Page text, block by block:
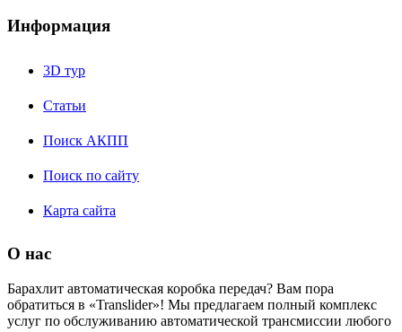
Информация
3D тур
Статьи
Поиск АКПП
Поиск по сайту
Карта сайта
О нас
Барахлит автоматическая коробка передач? Вам пора
обратиться в «Translider»! Мы предлагаем полный комплекс
услуг по обслуживанию автоматической трансмиссии любого